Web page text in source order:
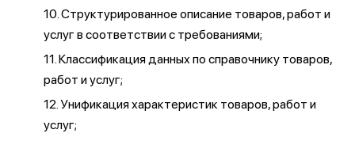
10. Структурированное описание товаров, работ и
услуг в соответствии с требованиями;
11. Классификация данных по справочнику товаров,
работ и услуг;
12. Унификация характеристик товаров, работ и
услуг;